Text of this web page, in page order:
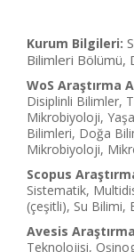
Kurum Bilgileri:
Bilimleri Bölümü,
WoS Araştırma
Disiplinli Bilimler,
Mikrobiyoloji,
Bilimleri, Doğa
Mikrobiyoloji,
Scopus
Sistematik,
(çeşitli), Su Bilimi,
Avesis
Teknolojisi,